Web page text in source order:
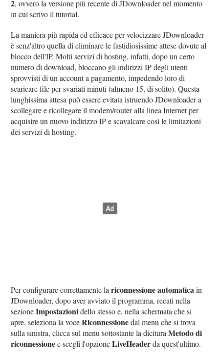
2, ovvero la versione più recente di JDownloader nel momento
in cui scrivo il tutorial.
La maniera più rapida ed efficace per velocizzare JDownloader
è senz'altro quella di eliminare le fastidiosissime attese dovute al
blocco dell'IP. Molti servizi di hosting, infatti, dopo un certo
numero di download, bloccano gli indirizzi IP degli utenti
sprovvisti di un account a pagamento, impedendo loro di
scaricare file per svariati minuti (almeno 15, di solito). Questa
lunghissima attesa può essere evitata istruendo JDownloader a
scollegare e ricollegare il modem/router alla linea Internet per
acquisire un nuovo indirizzo IP e scavalcare così le limitazioni
dei servizi di hosting.
Per configurare correttamente lariconnessione automaticain
JDownloader, dopo aver avviato il programma, recati nella
sezioneImpostazionidello stesso e, nella schermata che si
apre, seleziona la voceRiconnessionedal menu che si trova
sulla sinistra, clicca sul menu sottostante la dicituraMetodo di
riconnessionee scegli l'opzioneLiveHeaderda quest'ultimo.